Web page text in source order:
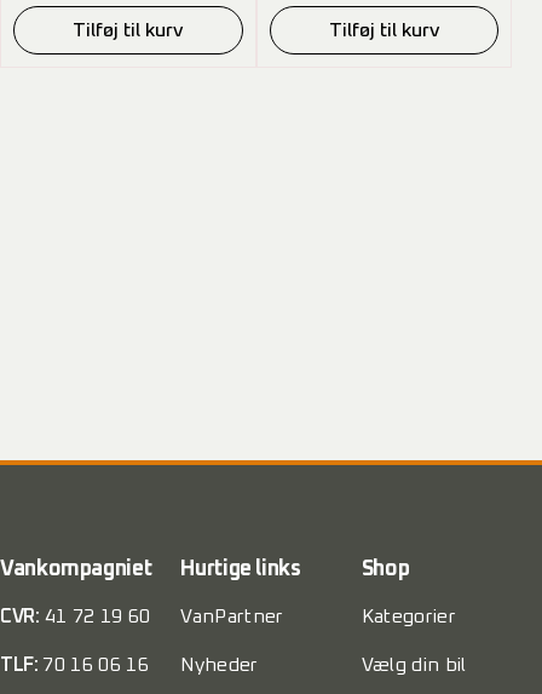
Tilføj til kurv Tilføj til kurv
Vankompagniet
CVR: 41 72 19 60
TLF: 70 16 06 16
Hurtige links
VanPartner
Nyheder
Shop
Kategorier
Vælg din bil